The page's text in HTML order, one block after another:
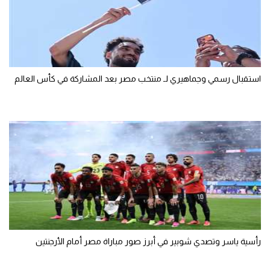
حكايات في الجول
كويز في الجول
استقبال رسمي وجماهيري لـ منتخب مصر بعد المشاركة في كأس العالم
رأسية ياسر وتصدي شوبير في أبرز صور مباراة مصر أمام الأرجنتين